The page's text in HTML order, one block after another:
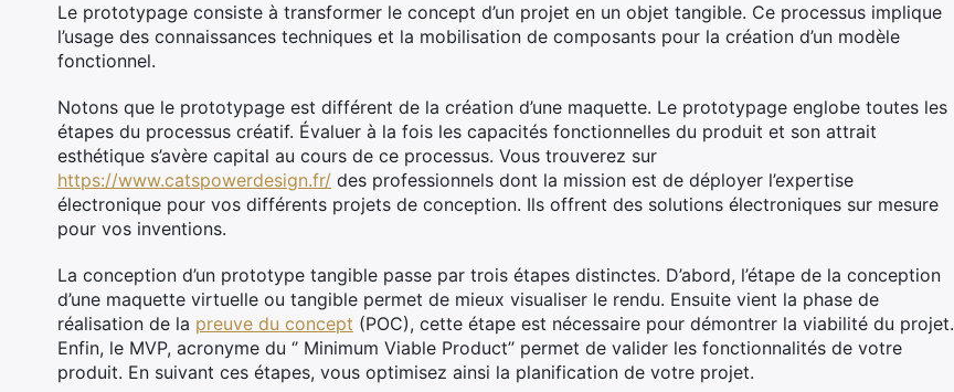
Le prototypage consiste à transformer le concept d’un projet en un objet tangible. Ce processus implique
l’usage des connaissances techniques et la mobilisation de composants pour la création d’un modèle
fonctionnel.
Notons que le prototypage est différent de la création d’une maquette. Le prototypage englobe toutes les
étapes du processus créatif. Évaluer à la fois les capacités fonctionnelles du produit et son attrait
esthétique s’avère capital au cours de ce processus. Vous trouverez sur
https://www.catspowerdesign.fr/ des professionnels dont la mission est de déployer l’expertise
électronique pour vos différents projets de conception. Ils offrent des solutions électroniques sur mesure
pour vos inventions.
La conception d’un prototype tangible passe par trois étapes distinctes. D’abord, l’étape de la conception
d’une maquette virtuelle ou tangible permet de mieux visualiser le rendu. Ensuite vient la phase de
réalisation de la preuve du concept (POC), cette étape est nécessaire pour démontrer la viabilité du projet.
Enfin, le MVP, acronyme du ‘’ Minimum Viable Product’’ permet de valider les fonctionnalités de votre
produit. En suivant ces étapes, vous optimisez ainsi la planification de votre projet.